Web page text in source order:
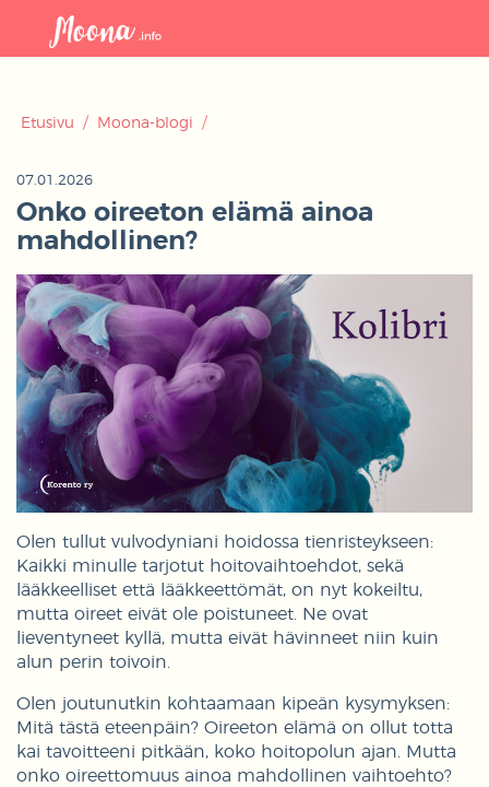
Etusivu / Moona-blogi /
07.01.2026
Onko oireeton elämä ainoa
mahdollinen?
Olen tullut vulvodyniani hoidossa tienristeykseen:
Kaikki minulle tarjotut hoitovaihtoehdot, sekä
lääkkeelliset että lääkkeettömät, on nyt kokeiltu,
mutta oireet eivät ole poistuneet. Ne ovat
lieventyneet kyllä, mutta eivät hävinneet niin kuin
alun perin toivoin.
Olen joutunutkin kohtaamaan kipeän kysymyksen:
Mitä tästä eteenpäin? Oireeton elämä on ollut totta
kai tavoitteeni pitkään, koko hoitopolun ajan. Mutta
onko oireettomuus ainoa mahdollinen vaihtoehto?